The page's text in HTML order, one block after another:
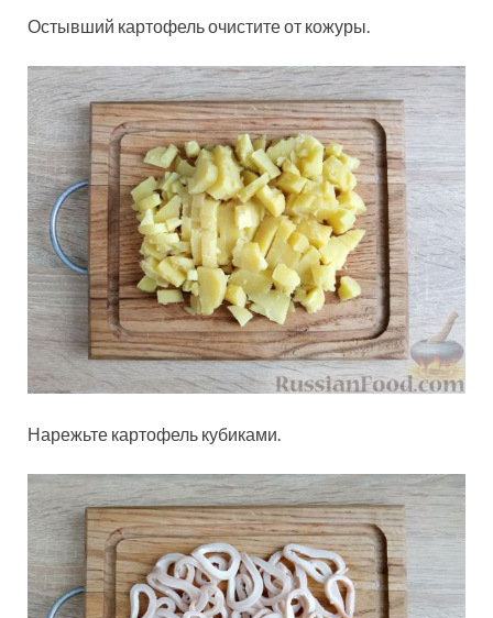
Остывший картофель очистите от кожуры.
Нарежьте картофель кубиками.